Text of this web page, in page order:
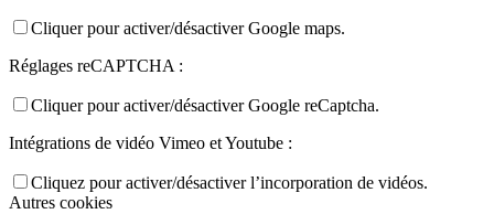
Cliquer pour activer/désactiver Google maps.
Réglages reCAPTCHA :
Cliquer pour activer/désactiver Google reCaptcha.
Intégrations de vidéo Vimeo et Youtube :
Cliquez pour activer/désactiver l’incorporation de vidéos.
Autres cookies